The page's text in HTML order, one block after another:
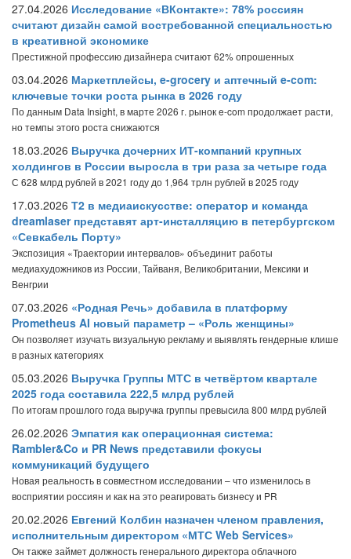
27.04.2026 Исследование «ВКонтакте»: 78% россиян
считают дизайн самой востребованной специальностью
в креативной экономике
Престижной профессию дизайнера считают 62% опрошенных
03.04.2026 Маркетплейсы, e-grocery и аптечный e-com:
ключевые точки роста рынка в 2026 году
По данным Data Insight, в марте 2026 г. рынок e-com продолжает расти,
но темпы этого роста снижаются
18.03.2026 Выручка дочерних ИТ-компаний крупных
холдингов в России выросла в три раза за четыре года
С 628 млрд рублей в 2021 году до 1,964 трлн рублей в 2025 году
17.03.2026 Т2 в медиаискусстве: оператор и команда
dreamlaser представят арт-инсталляцию в петербургском
«Севкабель Порту»
Экспозиция «Траектории интервалов» объединит работы
медиахудожников из России, Тайваня, Великобритании, Мексики и
Венгрии
07.03.2026 «Родная Речь» добавила в платформу
Prometheus AI новый параметр – «Роль женщины»
Он позволяет изучать визуальную рекламу и выявлять гендерные клише
в разных категориях
05.03.2026 Выручка Группы МТС в четвёртом квартале
2025 года составила 222,5 млрд рублей
По итогам прошлого года выручка группы превысила 800 млрд рублей
26.02.2026 Эмпатия как операционная система:
Rambler&Co и PR News представили фокусы
коммуникаций будущего
Новая реальность в совместном исследовании – что изменилось в
восприятии россиян и как на это реагировать бизнесу и PR
20.02.2026 Евгений Колбин назначен членом правления,
исполнительным директором «МТС Web Services»
Он также займет должность генерального директора облачного